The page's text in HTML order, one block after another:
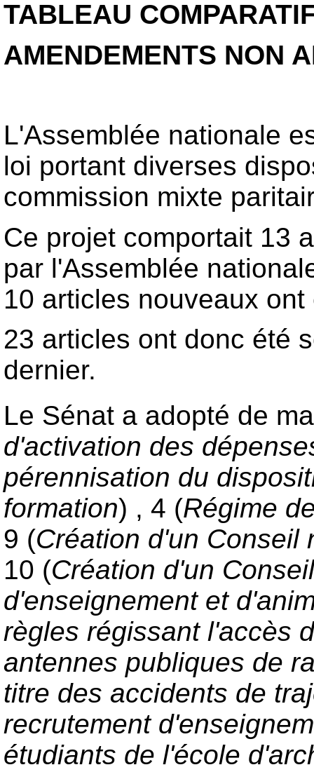
TABLEAU
AMENDEMENTS NON
L'Assemblée nationale
loi portant diverses
commission mixte
Ce projet comportait 13
par l'Assemblée
10 articles nouveaux
23 articles ont donc été
dernier.
Le Sénat a adopté de
d'activation des
pérennisation du
formation) , 4 (Régime
9 (Création d'un Conseil
10 (Création d'un
d'enseignement et
règles régissant l'accès
antennes publiques de
titre des accidents de
recrutement
étudiants de l'école